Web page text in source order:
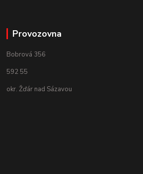
Provozovna
Bobrová 356
592 55
okr. Žďár nad Sázavou